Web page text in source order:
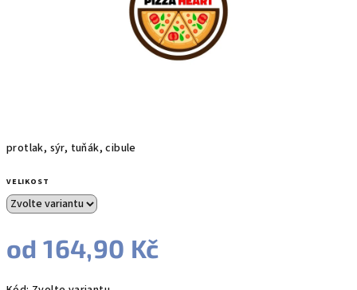
protlak, sýr, tuňák, cibule
VELIKOST
od164,90 Kč